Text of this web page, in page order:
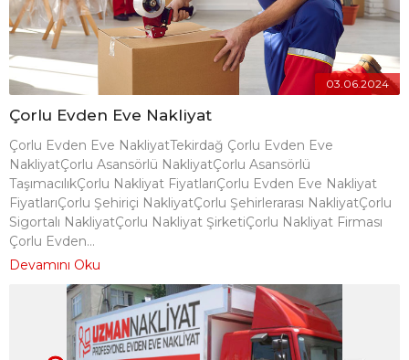
03.06.2024
Çorlu Evden Eve Nakliyat
Çorlu Evden Eve NakliyatTekirdağ Çorlu Evden Eve
NakliyatÇorlu Asansörlü NakliyatÇorlu Asansörlü
TaşımacılıkÇorlu Nakliyat FiyatlarıÇorlu Evden Eve Nakliyat
FiyatlarıÇorlu Şehiriçi NakliyatÇorlu Şehirlerarası NakliyatÇorlu
Sigortalı NakliyatÇorlu Nakliyat ŞirketiÇorlu Nakliyat Firması
Çorlu Evden...
Devamını Oku